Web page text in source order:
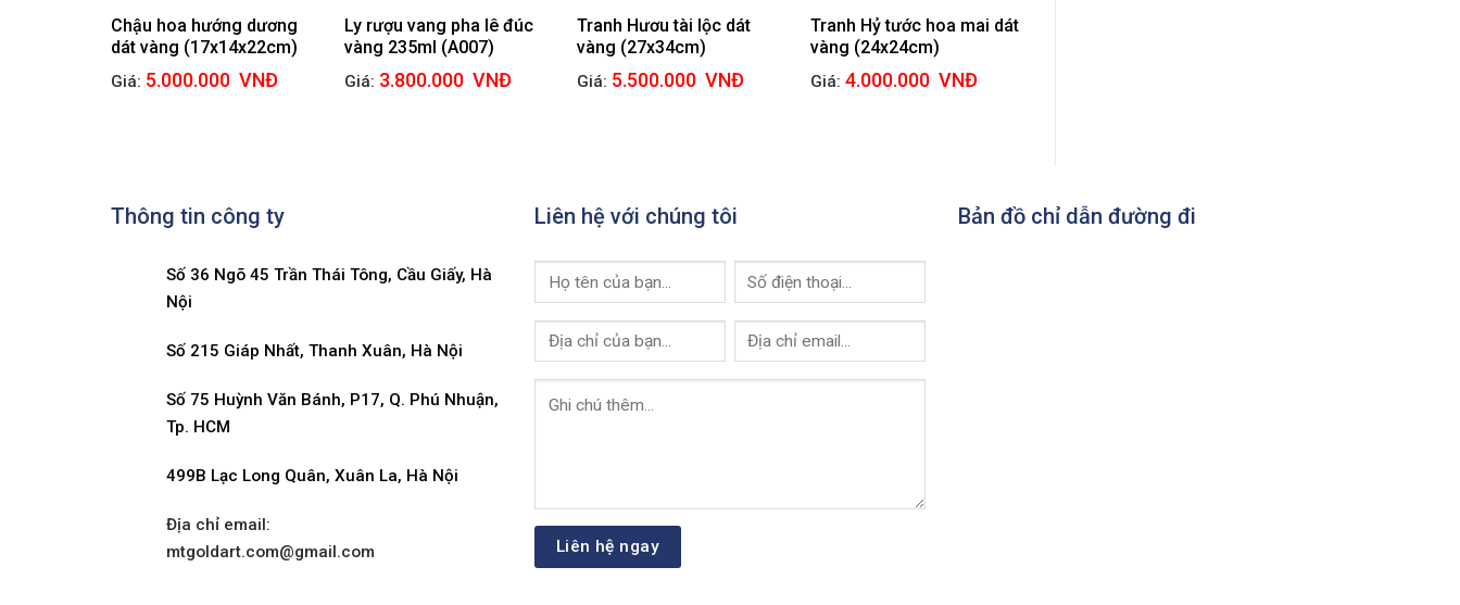
Chậu hoa hướng dương
dát vàng (17x14x22cm)
Giá: 5.000.000 VNĐ
Ly rượu vang pha lê đúc
vàng 235ml (A007)
Giá: 3.800.000 VNĐ
Tranh Hươu tài lộc dát
vàng (27x34cm)
Giá: 5.500.000 VNĐ
Tranh Hỷ tước hoa mai dát
vàng (24x24cm)
Giá:4.000.000 VNĐ
Thông tin công ty
Số 36 Ngõ 45 Trần Thái Tông, Cầu Giấy, Hà
Nội
Số 215 Giáp Nhất, Thanh Xuân, Hà Nội
Số 75 Huỳnh Văn Bánh, P17, Q. Phú Nhuận,
Tp. HCM
499B Lạc Long Quân, Xuân La, Hà Nội
Địa chỉ email:
mtgoldart.com@gmail.com
Liên hệ với chúng tôi Bản đồ chỉ dẫn đường đi